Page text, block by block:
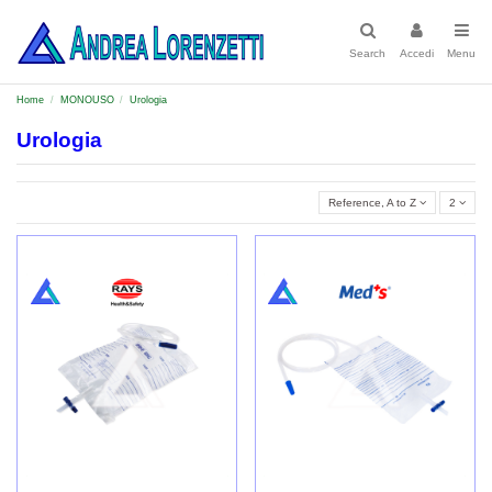
Search Accedi Menu
Home MONOUSO Urologia
Urologia
Reference, A to Z 2